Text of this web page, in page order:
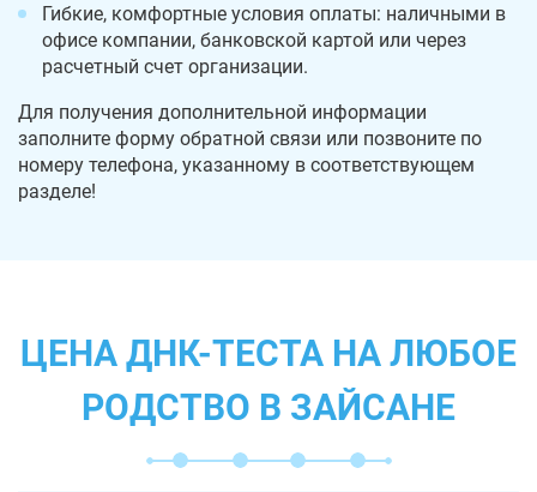
Гибкие, комфортные условия оплаты: наличными в
офисе компании, банковской картой или через
расчетный счет организации.
Для получения дополнительной информации
заполните форму обратной связи или позвоните по
номеру телефона, указанному в соответствующем
разделе!
ЦЕНА ДНК-ТЕСТА НА ЛЮБОЕ
РОДСТВО В ЗАЙСАНЕ